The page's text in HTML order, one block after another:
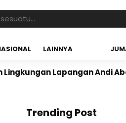
LAINNYA
Lapangan Andi Abdullah
Trending Post